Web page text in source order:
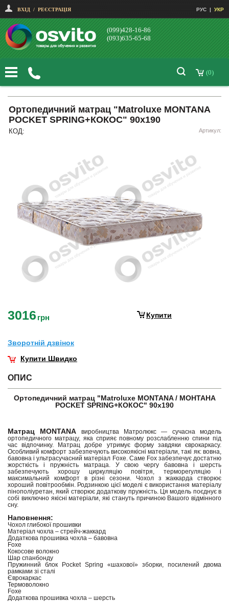
ВХІД / РЕЄСТРАЦІЯ РУС | УКР
(099)428-16-86
(093)635-65-68
(0)
Ортопедичний матрац "Matroluxe MONTANA
POCKET SPRING+КОКОС" 90х190
КОД: Артикул:
3016 грн Купити
Зворотнiй дзвiнок
Купити Швидко
ОПИС
Ортопедичний матрац "Matroluxe MONTANA / МОНТАНА
POCKET SPRING+КОКОС" 90х190
Матрац MONTANA виробництва Матролюкс — сучасна модель
ортопедичного матрацу, яка сприяє повному розслабленню спини під
час відпочинку. Матрац добре утримує форму завдяки єврокаркасу.
Особливий комфорт забезпечують високоякісні матеріали, такі як: вовна,
бавовна і ультрасучасний матеріал Foxe. Саме Fox забезпечує достатню
жорсткість і пружність матраца. У свою чергу бавовна і шерсть
забезпечують хорошу циркуляцію повітря, терморегуляцію і
максимальний комфорт в різні сезони. Чохол з жаккарда створює
хороший повітрообмін. Родзинкою цієї моделі є використання матеріалу
пінополіуретан, який створює додаткову пружність. Ця модель поєднує в
собі виключно якісні матеріали, які стануть причиною Вашого відмінного
сну.
Наповнення:
Чохол глибокої прошивки
Матеріал чохла – стрейч-жаккард
Додаткова прошивка чохла – бавовна
Foxe
Кокосове волокно
Шар спанбонду
Пружинний блок Pocket Spring «шахової» зборки, посилений двома
рамками зі сталі
Єврокаркас
Термоволокно
Foxe
Додаткова прошивка чохла – шерсть